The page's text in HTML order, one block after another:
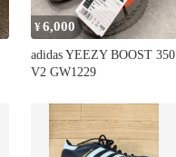
¥6,000
adidas YEEZY BOOST 350
V2 GW1229